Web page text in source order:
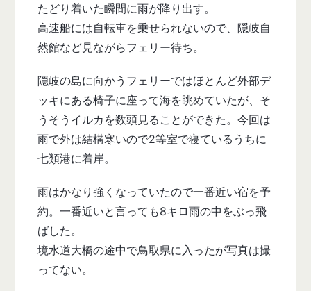
たどり着いた瞬間に雨が降り出す。
高速船には自転車を乗せられないので、隠岐自
然館など見ながらフェリー待ち。
隠岐の島に向かうフェリーではほとんど外部デ
ッキにある椅子に座って海を眺めていたが、そ
うそうイルカを数頭見ることができた。今回は
雨で外は結構寒いので2等室で寝ているうちに
七類港に着岸。
雨はかなり強くなっていたので一番近い宿を予
約。一番近いと言っても8キロ雨の中をぶっ飛
ばした。
境水道大橋の途中で鳥取県に入ったが写真は撮
ってない。